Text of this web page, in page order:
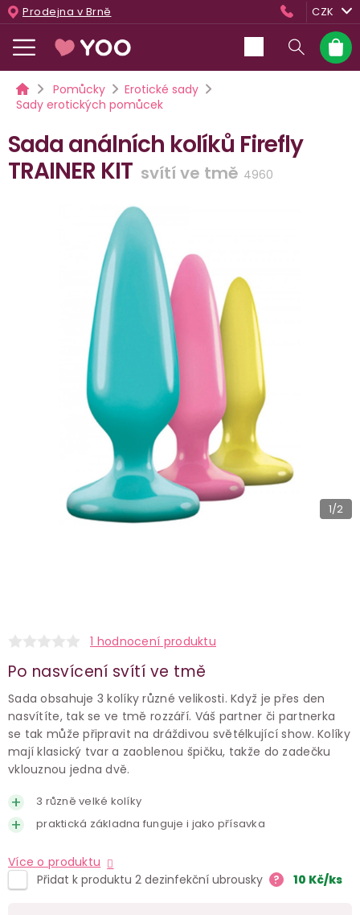
Přejít
na
obsah
Prodejna v Brně CZK
košík
DomůPomůcky
Erotické sady
Sady erotických pomůcek
Sada análních kolíků Firefly
TRAINER KIT svítí ve tmě 4960
1/2
1 hodnocení produktu
Po nasvícení svítí ve tmě
Sada obsahuje 3 kolíky různé velikosti. Když je přes den
nasvítíte, tak se ve tmě rozzáří. Váš partner či partnerka
se tak může připravit na dráždivou světélkující show. Kolíky
mají klasický tvar a zaoblenou špičku, takže do zadečku
vklouznou jedna dvě.
3 různě velké kolíky
praktická základna funguje i jako přísavka
Více o produktu
Přidat k produktu 2 dezinfekční ubrousky
? 10 Kč/ks